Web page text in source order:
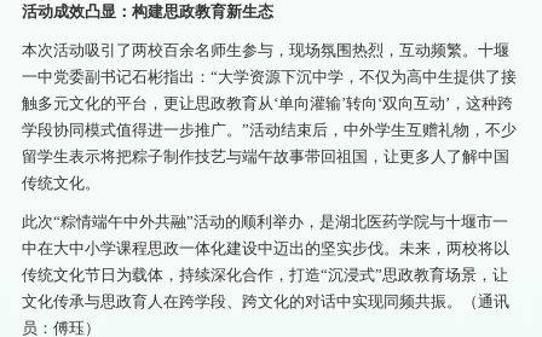
活动成效凸显：构建思政教育新生态
本次活动吸引了两校百余名师生参与，现场氛围热烈，互动频繁。十堰
一中党委副书记石彬指出：“大学资源下沉中学，不仅为高中生提供了接
触多元文化的平台，更让思政教育从‘单向灌输’转向‘双向互动’，这种跨
学段协同模式值得进一步推广。”活动结束后，中外学生互赠礼物，不少
留学生表示将把粽子制作技艺与端午故事带回祖国，让更多人了解中国
传统文化。
此次“粽情端午中外共融”活动的顺利举办，是湖北医药学院与十堰市一
中在大中小学课程思政一体化建设中迈出的坚实步伐。未来，两校将以
传统文化节日为载体，持续深化合作，打造“沉浸式”思政教育场景，让
文化传承与思政育人在跨学段、跨文化的对话中实现同频共振。（通讯
员：傅珏）